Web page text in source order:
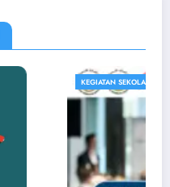
WAWASAN PENDIDIKAN